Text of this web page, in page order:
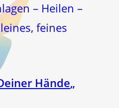
– Heilen –
feines
Hände„